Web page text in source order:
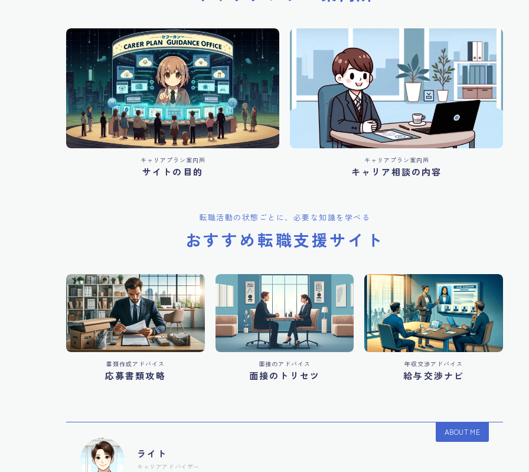
キャリアプラン案内所
サイトの目的
キャリアプラン案内所
キャリア相談の内容
転職活動の状態ごとに、必要な知識を学べる
おすすめ転職支援サイト
書類作成アドバイス
応募書類攻略
面接のアドバイス
面接のトリセツ
年収交渉アドバイス
給与交渉ナビ
ABOUT ME
ライト
キャリアアドバイザー